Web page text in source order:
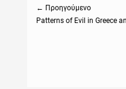
← Προηγούμενο
Previous
Patterns of Evil in Greece